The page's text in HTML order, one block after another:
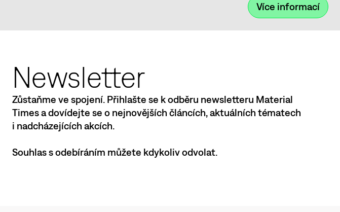
Více informací
Newsletter
Zůstaňme ve spojení. Přihlašte se k odběru newsletteru Material
Times a dovídejte se o nejnovějších článcích, aktuálních tématech
i nadcházejících akcích.
Souhlas s odebíráním můžete kdykoliv odvolat.